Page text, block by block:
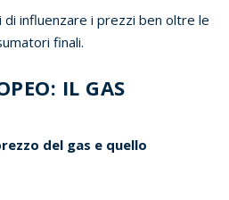
influenzare i prezzi ben oltre le
finali.
IL GAS
del gas e quello